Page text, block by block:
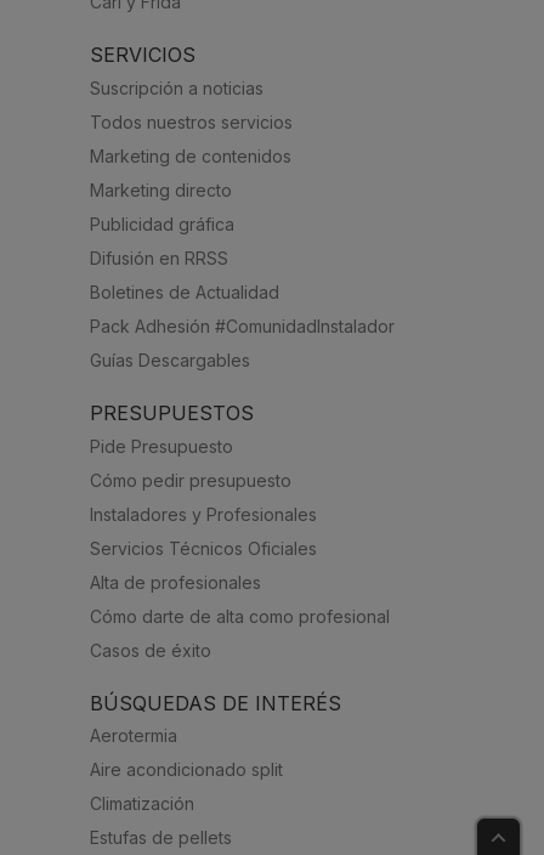
SERVICIOS
Suscripción a noticias
Todos nuestros servicios
Marketing de contenidos
Marketing directo
Publicidad gráfica
Difusión en RRSS
Boletines de Actualidad
Pack Adhesión #ComunidadInstalador
Guías Descargables
PRESUPUESTOS
Pide Presupuesto
Cómo pedir presupuesto
Instaladores y Profesionales
Servicios Técnicos Oficiales
Alta de profesionales
Cómo darte de alta como profesional
Casos de éxito
BÚSQUEDAS DE INTERÉS
Aerotermia
Aire acondicionado split
Climatización
Estufas de pellets